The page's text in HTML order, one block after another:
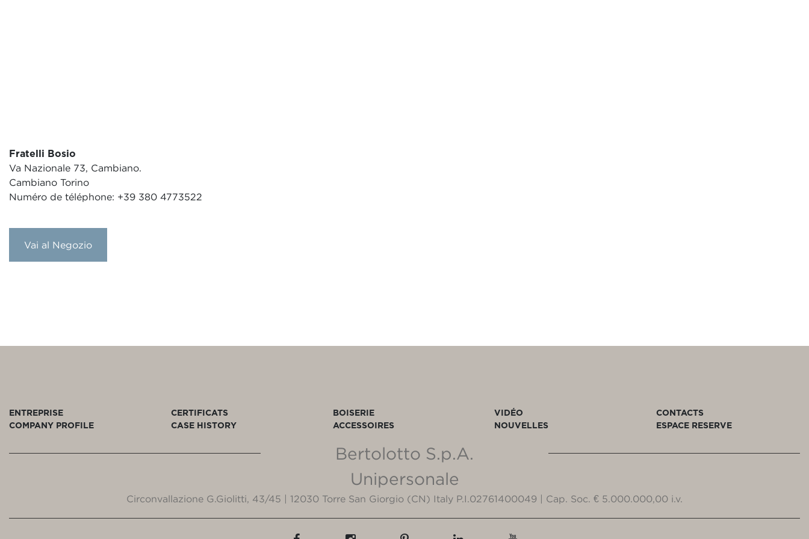
Fratelli Bosio
Va Nazionale 73, Cambiano.
Cambiano Torino
Numéro de téléphone: +39 380 4773522
Vai al Negozio
ENTREPRISE
COMPANY PROFILE
CERTIFICATS
CASE HISTORY
BOISERIE
ACCESSOIRES
VIDÉO
NOUVELLES
CONTACTS
ESPACE RESERVE
Bertolotto S.p.A.
Unipersonale
Circonvallazione G.Giolitti, 43/45 | 12030 Torre San Giorgio (CN) Italy P.I.02761400049 | Cap. Soc. € 5.000.000,00 i.v.